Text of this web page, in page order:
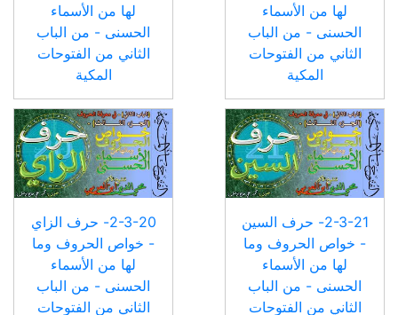
لها من الأسماء
الحسنى - من الباب
الثاني من الفتوحات
المكية
لها من الأسماء
الحسنى - من الباب
الثاني من الفتوحات
المكية
2-3-21- حرف السين
- خواص الحروف وما
لها من الأسماء
الحسنى - من الباب
الثاني من الفتوحات
2-3-20- حرف الزاي
- خواص الحروف وما
لها من الأسماء
الحسنى - من الباب
الثاني من الفتوحات